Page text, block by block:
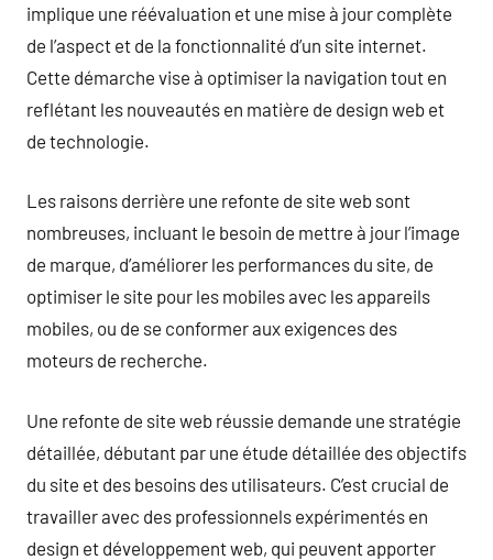
implique une réévaluation et une mise à jour complète
de l’aspect et de la fonctionnalité d’un site internet.
Cette démarche vise à optimiser la navigation tout en
reflétant les nouveautés en matière de design web et
de technologie.
Les raisons derrière une refonte de site web sont
nombreuses, incluant le besoin de mettre à jour l’image
de marque, d’améliorer les performances du site, de
optimiser le site pour les mobiles avec les appareils
mobiles, ou de se conformer aux exigences des
moteurs de recherche.
Une refonte de site web réussie demande une stratégie
détaillée, débutant par une étude détaillée des objectifs
du site et des besoins des utilisateurs. C’est crucial de
travailler avec des professionnels expérimentés en
design et développement web, qui peuvent apporter